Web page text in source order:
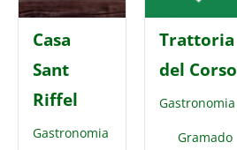
Casa
Sant
Riffel
Gastronomia
Trattoria
del Corso
Gastronomia
Gramado